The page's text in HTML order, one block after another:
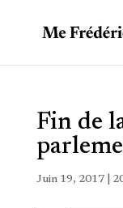
Fin de
Juin 19, 2017|